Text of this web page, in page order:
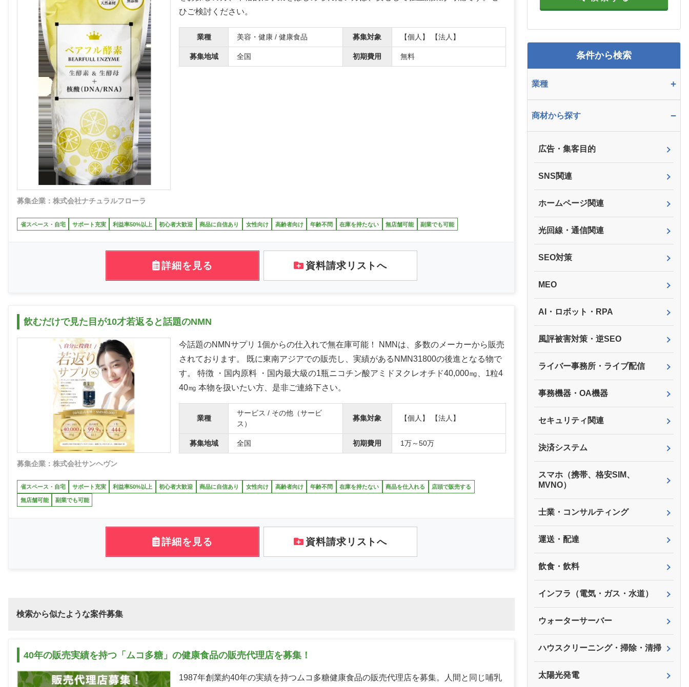
募集企業：株式会社ナチュラルフローラ
ひご検討ください。
業種 美容・健康 / 健康食品 募集対象 【個人】 【法人】
募集地域 全国 初期費用 無料
省スペース・自宅 サポート充実 利益率50%以上 初心者大歓迎 商品に自信あり 女性向け 高齢者向け 年齢不問 在庫を持たない 無店舗可能 副業でも可能
詳細を見る 資料請求リストへ
飲むだけで見た目が10才若返ると話題のNMN
募集企業：株式会社サンヘヴン
今話題のNMNサプリ 1個からの仕入れで無在庫可能！ NMNは、多数のメーカーから販売
されております。 既に東南アジアでの販売し、実績があるNMN31800の後進となる物で
す。 特徴 ・国内原料 ・国内最大級の1瓶ニコチン酸アミドヌクレオチド40,000㎎、1粒4
40㎎ 本物を扱いたい方、是非ご連絡下さい。
業種
サービス / その他（サービ
ス）
募集対象 【個人】 【法人】
募集地域 全国 初期費用 1万～50万
省スペース・自宅 サポート充実 利益率50%以上 初心者大歓迎 商品に自信あり 女性向け 高齢者向け 年齢不問 在庫を持たない 商品を仕入れる 店頭で販売する
無店舗可能 副業でも可能
詳細を見る 資料請求リストへ
検索から似たような案件募集
40年の販売実績を持つ「ムコ多糖」の健康食品の販売代理店を募集！
1987年創業約40年の実績を持つムコ多糖健康食品の販売代理店を募集。人間と同じ哺乳
条件から検索
業種 +
商材から探す −
広告・集客目的
SNS関連
ホームページ関連
光回線・通信関連
SEO対策
MEO
AI・ロボット・RPA
風評被害対策・逆SEO
ライバー事務所・ライブ配信
事務機器・OA機器
セキュリティ関連
決済システム
スマホ（携帯、格安SIM、
MVNO）
士業・コンサルティング
運送・配達
飲食・飲料
インフラ（電気・ガス・水道）
ウォーターサーバー
ハウスクリーニング・掃除・清掃
太陽光発電